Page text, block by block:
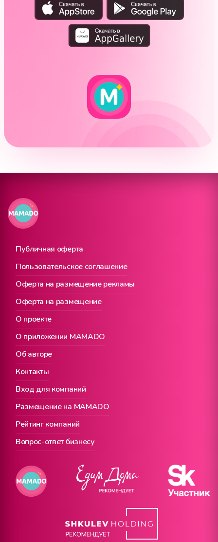
Публичная оферта
О проекте
Вход для компаний
Пользовательское соглашение
О приложении MAMADO
Размещение на MAMADO
Оферта на размещение рекламы
Об авторе
Рейтинг компаний
Оферта на размещение
Контакты
Вопрос-ответ бизнесу